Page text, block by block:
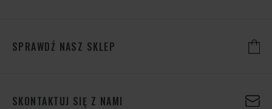
SPRAWDŹ NASZ SKLEP
SKONTAKTUJ SIĘ Z NAMI